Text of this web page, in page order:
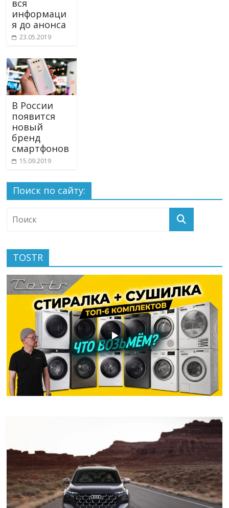
вся
информаци
я до анонса
23.05.2019
В России
появится
новый
бренд
смартфонов
15.09.2019
Поиск по сайту:
TOSTR